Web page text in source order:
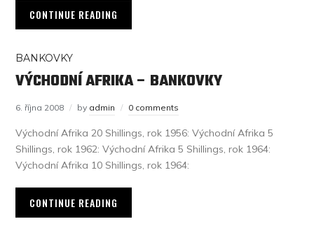
CONTINUE READING
BANKOVKY
VÝCHODNÍ AFRIKA – BANKOVKY
6. října 2008 by admin 0 comments
Východní Afrika 20 Shillings, rok 1956: Východní Afrika 5
Shillings, rok 1962: Východní Afrika 5 Shillings, rok 1964:
Východní Afrika 10 Shillings, rok 1964:
CONTINUE READING